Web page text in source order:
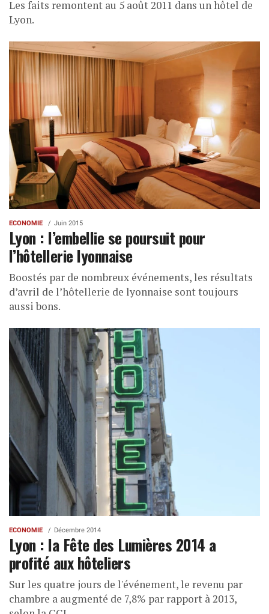
Les faits remontent au 5 août 2011 dans un hôtel de
Lyon.
ECONOMIE Juin 2015
Lyon : l’embellie se poursuit pour
l’hôtellerie lyonnaise
Boostés par de nombreux événements, les résultats
d’avril de l’hôtellerie de lyonnaise sont toujours
aussi bons.
ECONOMIE Décembre 2014
Lyon : la Fête des Lumières 2014 a
profité aux hôteliers
Sur les quatre jours de l'événement, le revenu par
chambre a augmenté de 7,8% par rapport à 2013,